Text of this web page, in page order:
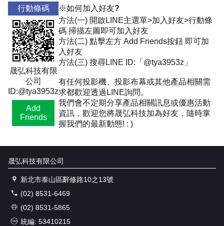
行動條碼
晟弘科技有限
公司
ID:@tya3953z
Add
Friends
※如何加入好友?
方法(一) 開啟LINE主選單>加入好友>行動條
碼 掃描左圖即可加入好友
方法(二) 點擊左方 Add Friends按鈕 即可加
入好友
方法(三) 搜尋LINE ID:「@tya3953z」
有任何投影機、投影布幕或其他產品相關需
求都歡迎透過LINE詢問。
我們會不定期分享產品相關訊息或優惠活動
資訊，歡迎您將晟弘科技加為好友，隨時掌
握我們的最新動態! : )
晟弘科技有限公司
新北市泰山區辭修路10之13號
(02) 8531-6469
(02) 8531-5865
統編: 53410215